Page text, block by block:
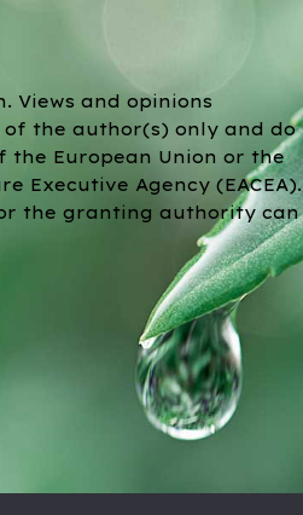
Views and opinions
of the author(s) only and do
the European Union or the
Executive Agency (EACEA).
the granting authority can